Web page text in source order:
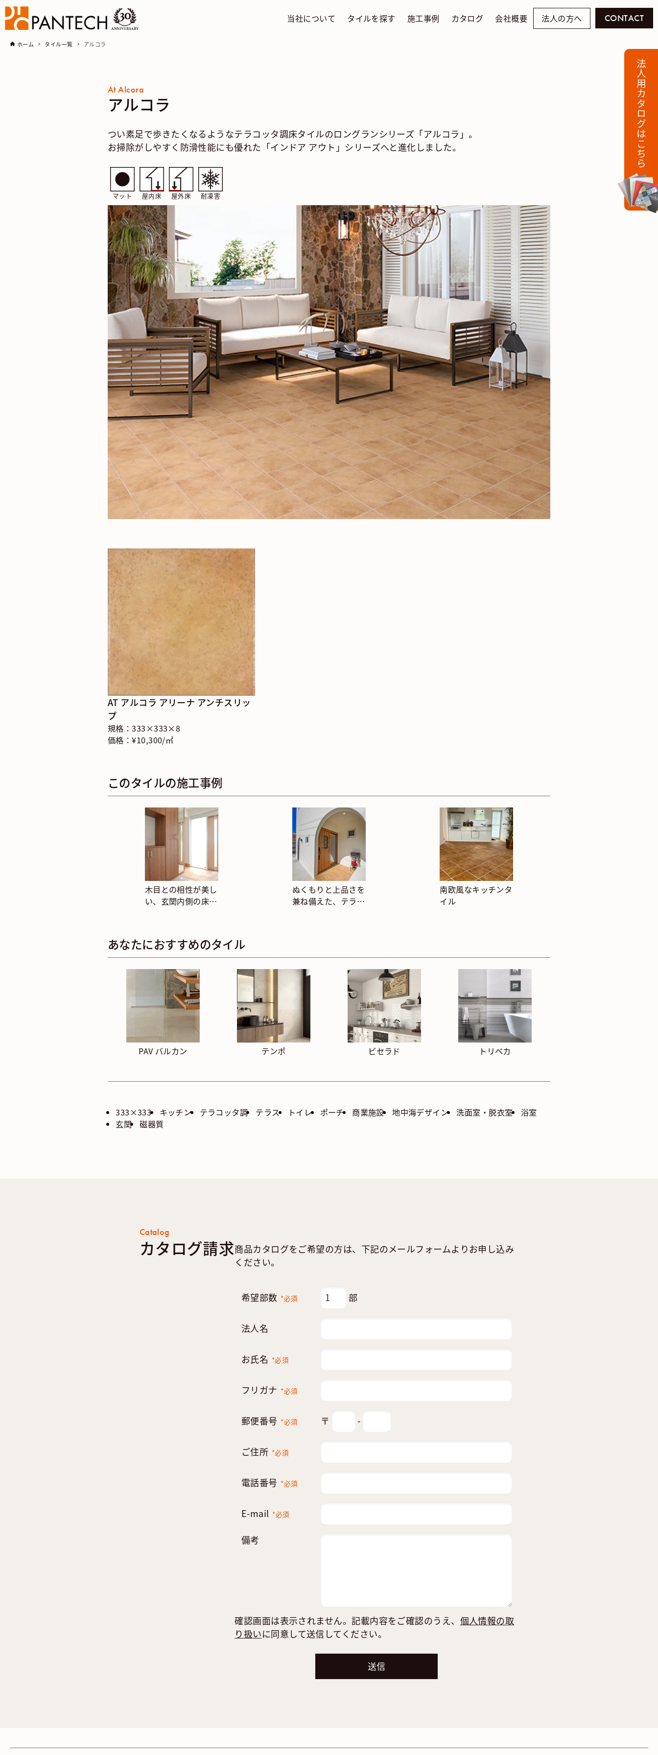
当社について タイルを探す 施工事例 カタログ 会社概要 法人の方へ CONTACT
ホーム タイル一覧 アルコラ
At Alcora
アルコラ
つい素足で歩きたくなるようなテラコッタ調床タイルのロングランシリーズ「アルコラ」。
お掃除がしやすく防滑性能にも優れた「インドア アウト」シリーズへと進化しました。
マット 屋内床 屋外床 耐凍害
AT アルコラ アリーナ アンチスリッ
プ
規格：333×333×8
価格：¥10,300/㎡
このタイルの施工事例
木目との相性が美し
い、玄関内側の床タ
ぬくもりと上品さを
兼ね備えた、テラコ
南欧風なキッチンタ
イル
あなたにおすすめのタイル
PAV バルカン テンポ ビセラド トリベカ
333×333 キッチン テラコッタ調 テラス トイレ ポーチ 商業施設 地中海デザイン 洗面室・脱衣室
浴室
玄関
磁器質
法人用カタログはこちら
Catalog
カタログ請求商品カタログをご希望の方は、下記のメールフォームよりお申し込み
ください。
希望部数 *必須 部
法人名
お氏名 *必須
フリガナ *必須
郵便番号 *必須 〒 -
ご住所 *必須
電話番号 *必須
E-mail *必須
備考
確認画面は表示されません。記載内容をご確認のうえ、 個人情報の取
り扱いに同意して送信してください。